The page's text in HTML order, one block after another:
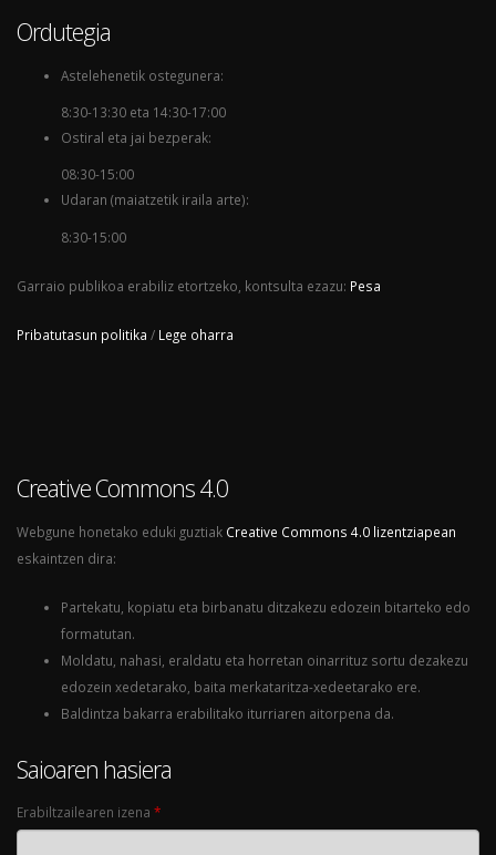
Ordutegia
Astelehenetik ostegunera:
8:30-13:30 eta 14:30-17:00
Ostiral eta jai bezperak:
08:30-15:00
Udaran (maiatzetik iraila arte):
8:30-15:00
Garraio publikoa erabiliz etortzeko, kontsulta ezazu: Pesa
Pribatutasun politika / Lege oharra
Creative Commons 4.0
Webgune honetako eduki guztiak Creative Commons 4.0 lizentziapean
eskaintzen dira:
Partekatu, kopiatu eta birbanatu ditzakezu edozein bitarteko edo
formatutan.
Moldatu, nahasi, eraldatu eta horretan oinarrituz sortu dezakezu
edozein xedetarako, baita merkataritza-xedeetarako ere.
Baldintza bakarra erabilitako iturriaren aitorpena da.
Saioaren hasiera
Erabiltzailearen izena *